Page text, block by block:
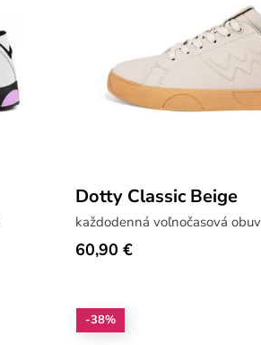
Dotty Classic Beige
každodenná voľnočasová obuv
60,90 €
-38%